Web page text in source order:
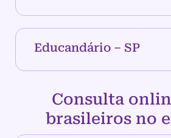
Educandário – SP
Consulta
brasileiros no